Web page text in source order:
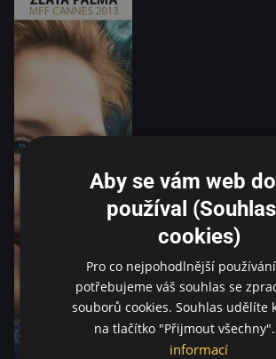
Aby se vám web
používal
cookies)
Pro co nejpohodlnější
potřebujeme váš souhlas se
souborů cookies. Souhlas udělíte
na tlačítko "Přijmout všechny".
informací